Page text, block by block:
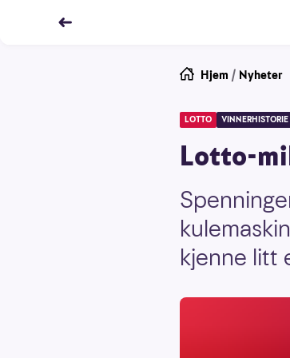
Hjem / Nyheter
LOTTO VINNERHISTORIE
Lotto-
kjenne litt